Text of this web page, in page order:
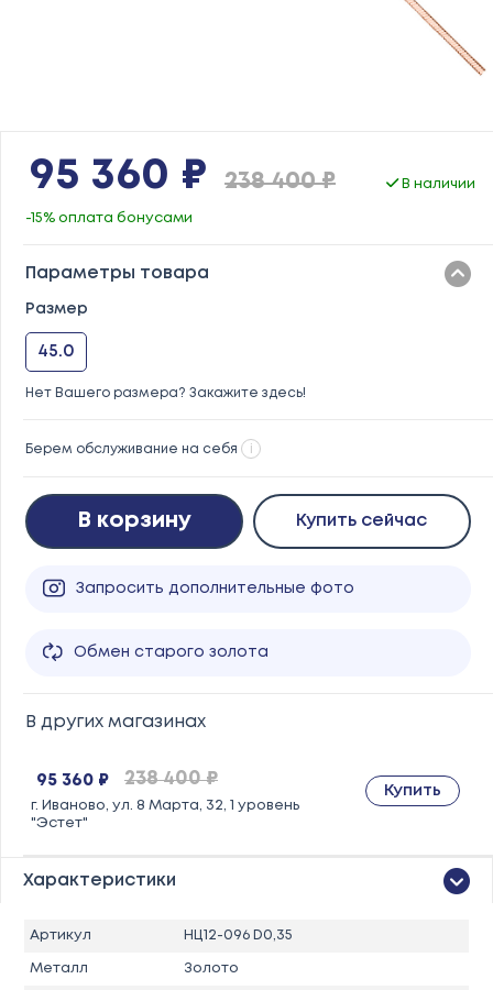
95 360 ₽ 238 400 ₽ В наличии
-15% оплата бонусами
Параметры товара
Размер
45.0
Нет Вашего размера? Закажите здесь!
Берем обслуживание на себя i
В корзину Купить сейчас
Запросить дополнительные фото
Обмен старого золота
В других магазинах
95 360 ₽ 238 400 ₽
г. Иваново, ул. 8 Марта, 32, 1 уровень
"Эстет"
Купить
Характеристики
Артикул НЦ12-096 D0,35
Металл Золото